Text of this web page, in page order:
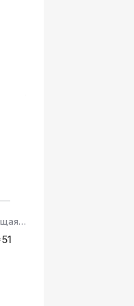
Резонаторы универсальные (нержавеющая сталь, высококачественная негорючая набивка)